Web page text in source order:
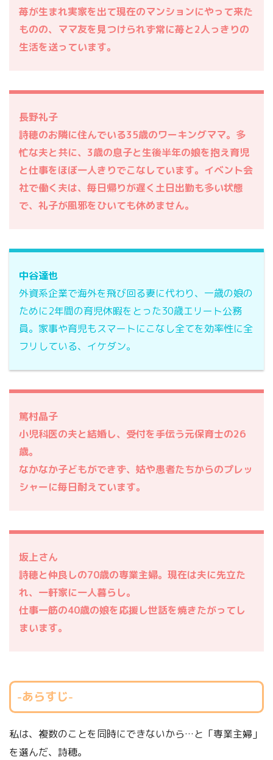
苺が生まれ実家を出て現在のマンションにやって来た
ものの、ママ友を見つけられず常に苺と2人っきりの
生活を送っています。
長野礼子
詩穂のお隣に住んでいる35歳のワーキングママ。多
忙な夫と共に、3歳の息子と生後半年の娘を抱え育児
と仕事をほぼ一人きりでこなしています。イベント会
社で働く夫は、毎日帰りが遅く土日出勤も多い状態
で、礼子が風邪をひいても休めません。
中谷達也
外資系企業で海外を飛び回る妻に代わり、一歳の娘の
ために2年間の育児休暇をとった30歳エリート公務
員。家事や育児もスマートにこなし全てを効率性に全
フリしている、イケダン。
篤村晶子
小児科医の夫と結婚し、受付を手伝う元保育士の26
歳。
なかなか子どもができず、姑や患者たちからのプレッ
シャーに毎日耐えています。
坂上さん
詩穂と仲良しの70歳の専業主婦。現在は夫に先立た
れ、一軒家に一人暮らし。
仕事一筋の40歳の娘を応援し世話を焼きたがってし
まいます。
-あらすじ-
私は、複数のことを同時にできないから…と「専業主婦」
を選んだ、詩穂。